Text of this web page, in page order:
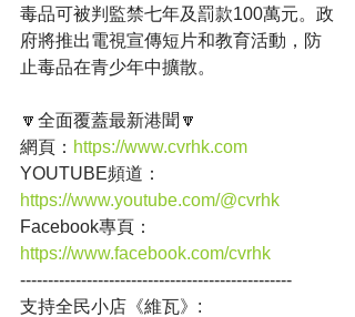
毒品可被判監禁七年及罰款100萬元。政
府將推出電視宣傳短片和教育活動，防
止毒品在青少年中擴散。
🔽全面覆蓋最新港聞🔽
網頁： https://www.cvrhk.com
YOUTUBE頻道：
https://www.youtube.com/@cvrhk
Facebook專頁：
https://www.facebook.com/cvrhk
-------------------------------------------------
支持全民小店《維瓦》: